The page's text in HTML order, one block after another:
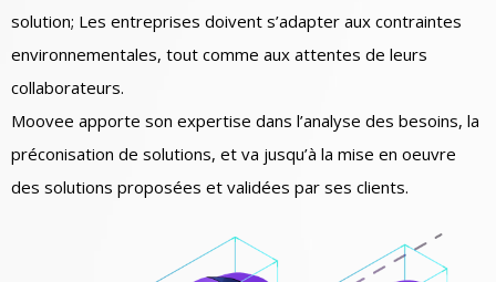
solution; Les entreprises doivent s’adapter aux contraintes
environnementales, tout comme aux attentes de leurs
collaborateurs.
Moovee apporte son expertise dans l’analyse des besoins, la
préconisation de solutions, et va jusqu’à la mise en oeuvre
des solutions proposées et validées par ses clients.